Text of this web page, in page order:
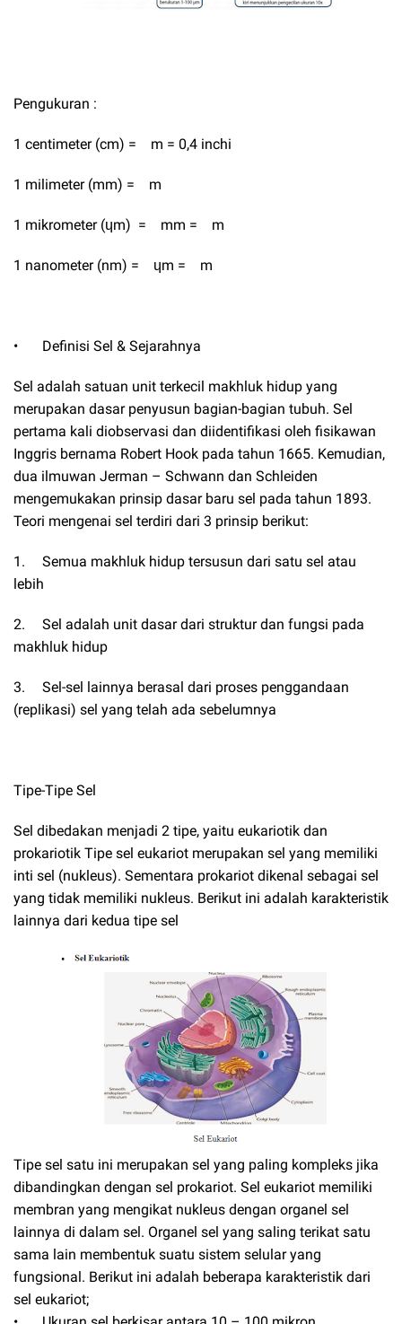
Pengukuran :
1 centimeter (cm) = m = 0,4 inchi
1 milimeter (mm) = m
1 mikrometer (ɥm) = mm = m
1 nanometer (nm) = ɥm = m
• Definisi Sel & Sejarahnya
Sel adalah satuan unit terkecil makhluk hidup yang
merupakan dasar penyusun bagian-bagian tubuh. Sel
pertama kali diobservasi dan diidentifikasi oleh fisikawan
Inggris bernama Robert Hook pada tahun 1665. Kemudian,
dua ilmuwan Jerman – Schwann dan Schleiden
mengemukakan prinsip dasar baru sel pada tahun 1893.
Teori mengenai sel terdiri dari 3 prinsip berikut:
1.
Semua makhluk hidup tersusun dari satu sel atau
lebih
2.
Sel adalah unit dasar dari struktur dan fungsi pada
makhluk hidup
3.
Sel-sel lainnya berasal dari proses penggandaan
(replikasi) sel yang telah ada sebelumnya
Tipe-Tipe Sel
Sel dibedakan menjadi 2 tipe, yaitu eukariotik dan
prokariotik Tipe sel eukariot merupakan sel yang memiliki
inti sel (nukleus). Sementara prokariot dikenal sebagai sel
yang tidak memiliki nukleus. Berikut ini adalah karakteristik
lainnya dari kedua tipe sel
Tipe sel satu ini merupakan sel yang paling kompleks jika
dibandingkan dengan sel prokariot. Sel eukariot memiliki
membran yang mengikat nukleus dengan organel sel
lainnya di dalam sel. Organel sel yang saling terikat satu
sama lain membentuk suatu sistem selular yang
fungsional. Berikut ini adalah beberapa karakteristik dari
sel eukariot;